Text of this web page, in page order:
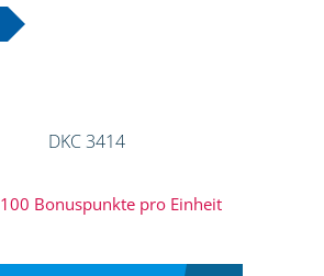
100 Bonuspunkte pro Einheit